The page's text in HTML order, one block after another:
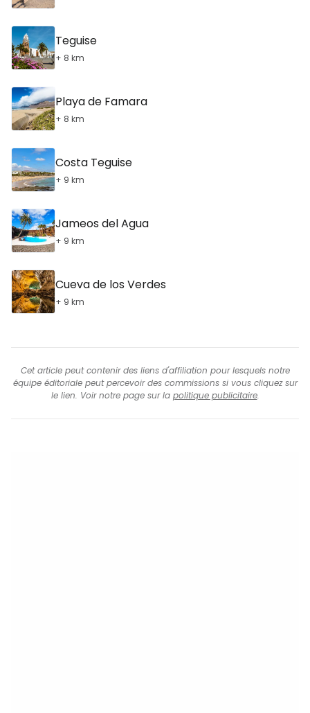
Teguise
+ 8 km
Playa de Famara
+ 8 km
Costa Teguise
+ 9 km
Jameos del Agua
+ 9 km
Cueva de los Verdes
+ 9 km
Cet article peut contenir des liens d'affiliation pour lesquels notre
équipe éditoriale peut percevoir des commissions si vous cliquez sur
le lien. Voir notre page sur la politique publicitaire.